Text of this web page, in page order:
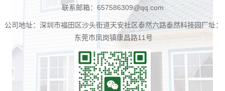
联系邮箱：657586309@qq.com
公司地址：深圳市福田区沙头街道天安社区泰然六路泰然科技园厂址：
东莞市凤岗镇康昌路11号